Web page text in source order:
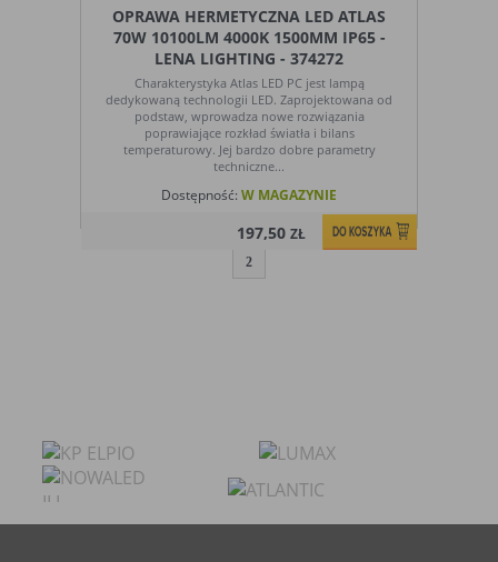
OPRAWA HERMETYCZNA LED ATLAS
70W 10100LM 4000K 1500MM IP65 -
LENA LIGHTING - 374272
Charakterystyka Atlas LED PC jest lampą
dedykowaną technologii LED. Zaprojektowana od
podstaw, wprowadza nowe rozwiązania
poprawiające rozkład światła i bilans
temperaturowy. Jej bardzo dobre parametry
techniczne...
Dostępność: W MAGAZYNIE
197,50ZŁ
2